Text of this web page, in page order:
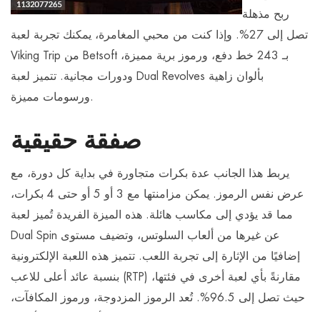
ربح مذهلة
تصل إلى 27%. وإذا كنت من محبي المغامرة، يمكنك تجربة لعبة
Viking Trip من Betsoft بـ 243 خط دفع، ورموز برية مميزة،
ودورات مجانية. تتميز لعبة Dual Revolves بألوان زاهية
ورسومات مميزة.
صفقة حقيقية
يربط هذا الجانب عدة بكرات متجاورة في بداية كل دورة، مع
عرض نفس الرموز. يمكن مزامنتها مع 3 أو 5 أو حتى 4 بكرات،
مما قد يؤدي إلى مكاسب هائلة. هذه الميزة الفريدة تُميز لعبة
Dual Spin عن غيرها من ألعاب السلوتس، وتضيف مستوى
إضافيًا من الإثارة إلى تجربة اللعب. تتميز هذه اللعبة الإلكترونية
بنسبة عائد أعلى للاعب (RTP) مقارنةً بأي لعبة أخرى في فئتها،
حيث تصل إلى 96.5%. تُعد الرموز المزدوجة، ورموز المكافآت،